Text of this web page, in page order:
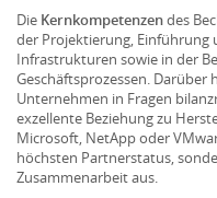
Die Kernkompetenzendes
der Projektierung,
Infrastrukturen sowie in der
Geschäftsprozessen.
Unternehmen in Fragen
exzellente Beziehung zu
Microsoft, NetApp oder
höchsten Partnerstatus,
Zusammenarbeit aus.